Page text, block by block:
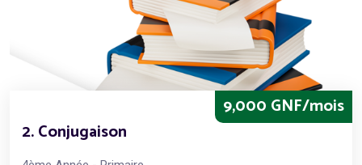
9,000 GNF/mois
2. Conjugaison